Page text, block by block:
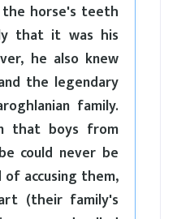
horse's teeth
that it was his
he also knew
the legendary
family.
that boys from
could never be
accusing them,
(their family's